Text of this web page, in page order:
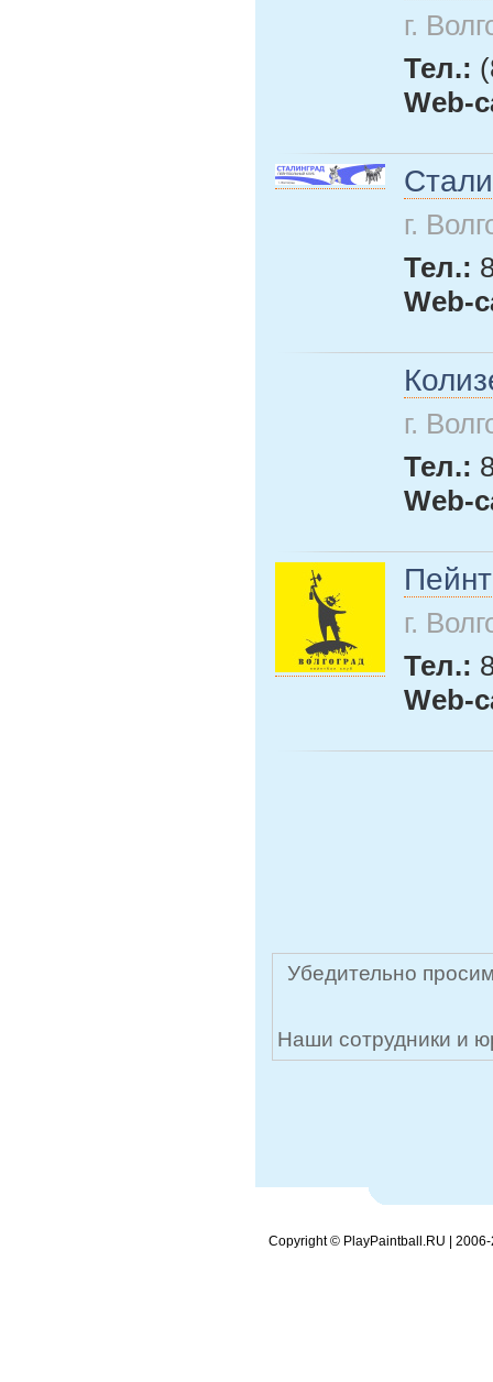
г.
Тел.:
Web-
г.
Тел.:
Web-
г.
Тел.:
Web-
г.
Тел.:
Web-
Убедительно
Наши сотрудники и
Copyright © PlayPaintball.RU | 2006-